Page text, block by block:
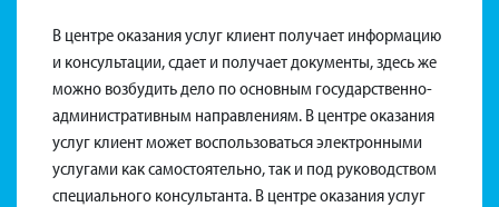
В центре оказания услуг клиент получает информацию
и консультации, сдает и получает документы, здесь же
можно возбудить дело по основным государственно-
административным направлениям. В центре оказания
услуг клиент может воспользоваться электронными
услугами как самостоятельно, так и под руководством
специального консультанта. В центре оказания услуг